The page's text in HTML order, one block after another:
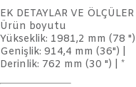
EK DETAYLAR VE ÖLÇÜLER
Ürün boyutu
Yükseklik: 1981,2 mm (78 ") |
Genişlik: 914,4 mm (36") |
Derinlik: 762 mm (30 ") | *